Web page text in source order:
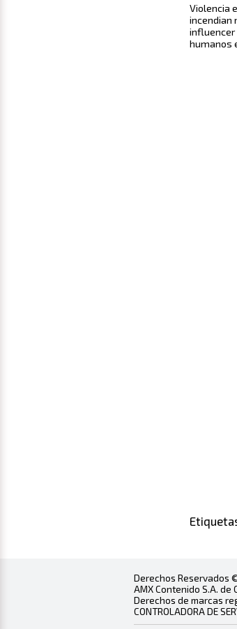
Violencia
incendian
influencer
humanos
Derechos Reservados
AMX Contenido S.A. de
Derechos de marcas
CONTROLADORA DE